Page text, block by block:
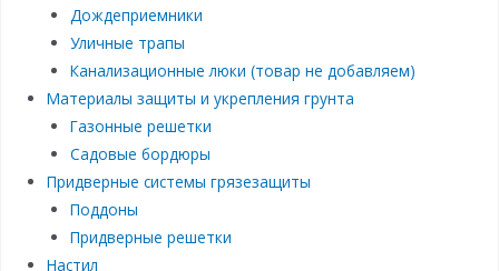
Дождеприемники
Уличные трапы
Канализационные люки (товар не добавляем)
Материалы защиты и укрепления грунта
Газонные решетки
Садовые бордюры
Придверные системы грязезащиты
Поддоны
Придверные решетки
Настил